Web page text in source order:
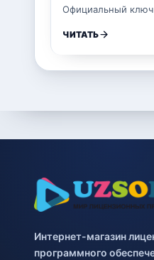
Официальный
ЧИТАТЬ
Интернет-магазин
программного